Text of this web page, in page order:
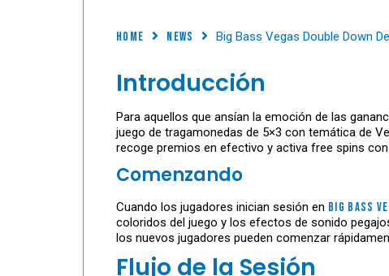
Home News Big Bass Vegas Double Down
Introducción
Para aquellos que ansían la emoción de las
juego de tragamonedas de 5×3 con temática de
recoge premios en efectivo y activa free spins
Comenzando
Cuando los jugadores inician sesión en Big Bass
coloridos del juego y los efectos de sonido
los nuevos jugadores pueden comenzar
Flujo de la Sesión